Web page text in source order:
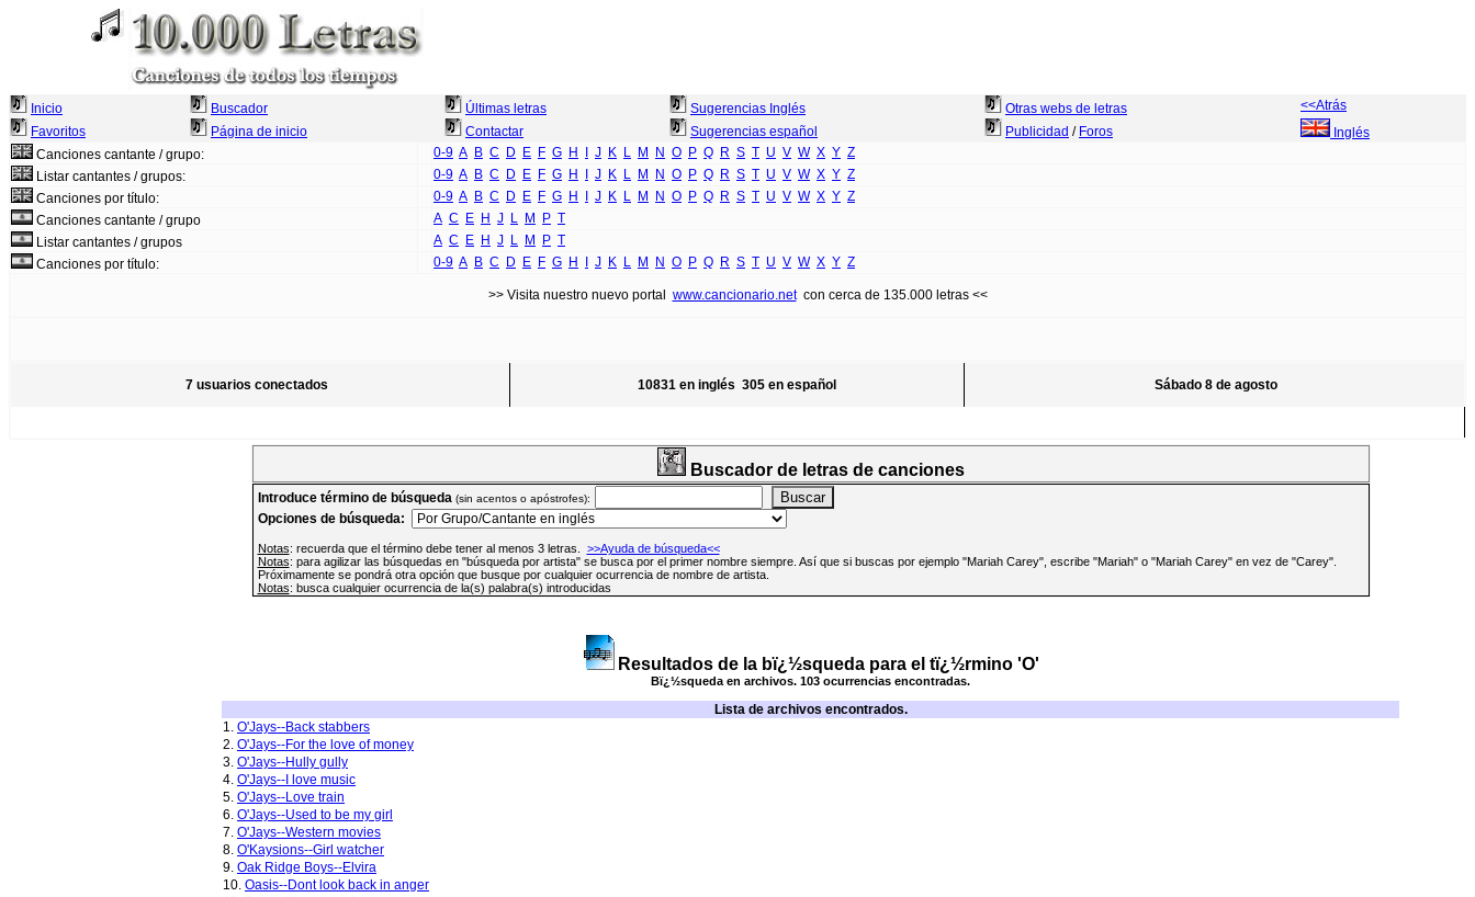
Inicio Buscador Últimas letras Sugerencias Inglés Otras webs de letras
<<Atrás
Favoritos
Página de inicio Contactar Sugerencias español Publicidad / Foros
Inglés
Canciones cantante / grupo:
0-9 A B C D E F G H J K L M N O P Q R S T U V W X Y Z
Listar cantantes / grupos:
0-9 A B C D E F G H J K L M N O P Q R S T U V W X Y Z
Canciones por título:
0-9 A B C D E F G H J K L M N O P Q R S T U V W X Y Z
Canciones cantante / grupo
A C E H J L M P T
Listar cantantes / grupos
A C E H J L M P T
Canciones por título:
0-9 A B C D E F G H J K L M N O P Q R S T U V W X Y Z
>> Visita nuestro nuevo portal www.cancionario.netcon cerca de 135.000 letras <<
7 usuarios conectados 10831 en inglés 305 en español Sábado 8 de agosto
Buscador de letras de canciones
Introduce término de búsqueda (sin acentos o apóstrofes):
Opciones de búsqueda:
Notas: recuerda que el término debe tener al menos 3 letras. >>Ayuda de búsqueda<<
Notas: para agilizar las búsquedas en "búsqueda por artista" se busca por el primer nombre siempre. Así que si buscas por ejemplo "Mariah Carey", escribe "Mariah" o "Mariah Carey" en vez de "Carey".
Próximamente se pondrá otra opción que busque por cualquier ocurrencia de nombre de artista.
Notas: busca cualquier ocurrencia de la(s) palabra(s) introducidas
Resultados de la bï¿½squeda para el tï¿½rmino 'O'
Bï¿½squeda en archivos. 103 ocurrencias encontradas.
Lista de archivos encontrados.
1. O'Jays--Back stabbers
2. O'Jays--For the love of money
3. O'Jays--Hully gully
4. O'Jays--I love music
5. O'Jays--Love train
6. O'Jays--Used to be my girl
7. O'Jays--Western movies
8. O'Kaysions--Girl watcher
9. Oak Ridge Boys--Elvira
10. Oasis--Dont look back in anger